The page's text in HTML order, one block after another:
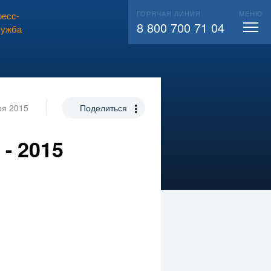
104 ВЫЗВАТЬ СЛЕСАРЯ
ГОРЯЧАЯ ЛИНИЯ
8 800 700 71 04
МЕНЮ
2015 Поделиться
2015